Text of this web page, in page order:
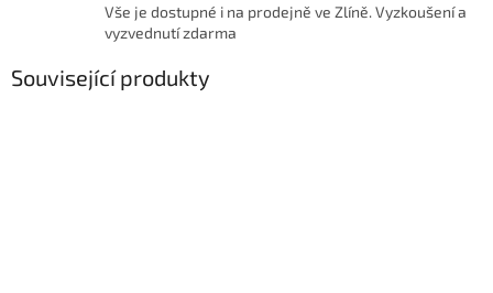
Vše je dostupné i na prodejně ve Zlíně. Vyzkoušení a
vyzvednutí zdarma
Související produkty